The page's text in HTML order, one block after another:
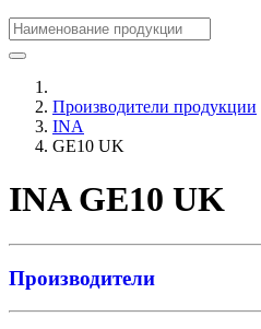
Производители продукции
INA
GE10 UK
INA GE10 UK
Производители